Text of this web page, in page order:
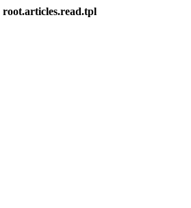
root.articles.read.tpl